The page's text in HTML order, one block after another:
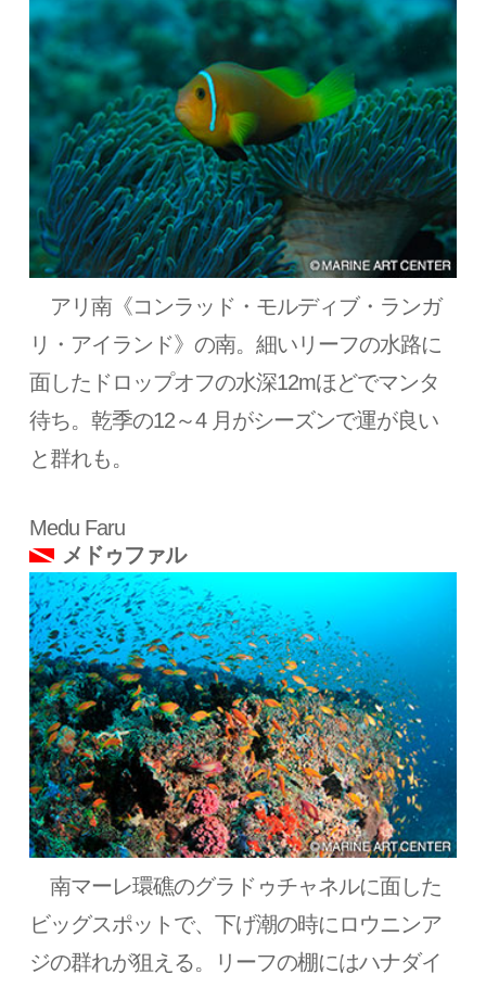
アリ南《コンラッド・モルディブ・ランガ
リ・アイランド》の南。細いリーフの水路に
面したドロップオフの水深12mほどでマンタ
待ち。乾季の12～4 月がシーズンで運が良い
と群れも。
Medu Faru
メドゥファル
南マーレ環礁のグラドゥチャネルに面した
ビッグスポットで、下げ潮の時にロウニンア
ジの群れが狙える。リーフの棚にはハナダイ